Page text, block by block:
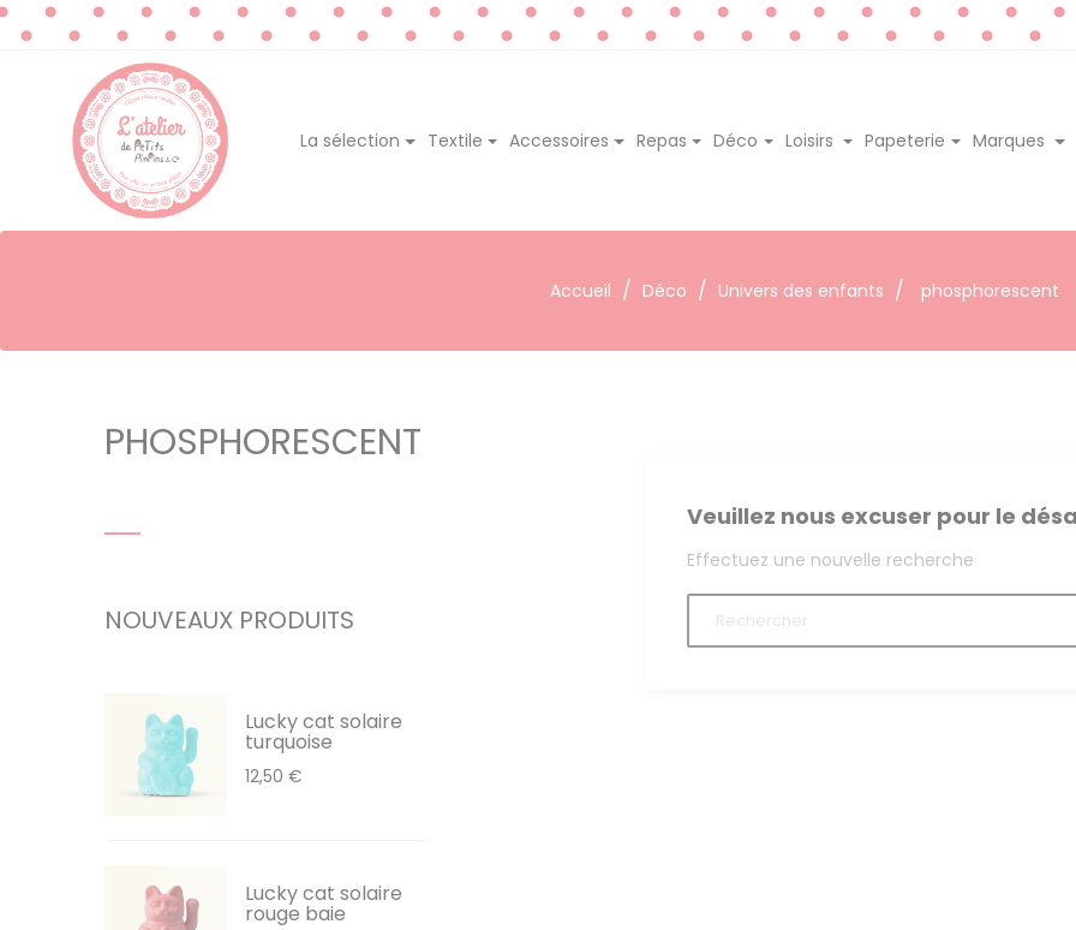
La sélection Textile Accessoires Repas Déco Loisirs Papeterie Marques
Accueil Déco Univers des enfants phosphorescent
PHOSPHORESCENT
NOUVEAUX PRODUITS
Lucky cat solaire
turquoise
12,50 €
Lucky cat solaire
rouge baie
Veuillez nous excuser pour le
Effectuez une nouvelle recherche